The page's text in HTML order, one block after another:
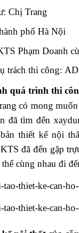
Chị Trang
phố Hà Nội
Phạm Doanh
trách thi công:
quá trình thi
có mong
đã tìm đến
thiết kế nội
đã đến gặp
thể cùng nhau đi